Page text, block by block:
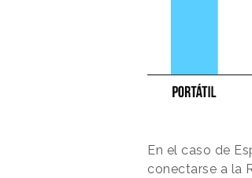
En el caso de
conectarse a la